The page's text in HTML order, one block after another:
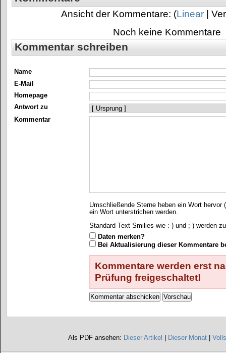
Ansicht der Kommentare: (Linear|
Noch keine Kommentare
Kommentar schreiben
Name
E-Mail
Homepage
Antwort zu
Kommentar
Umschließende Sterne heben ein Wort hervor
ein Wort unterstrichen werden.
Standard-Text Smilies wie :-) und ;-) werden
Daten merken?
Bei Aktualisierung dieser Kommentare
Kommentare werden erst
Prüfung freigeschaltet!
Als PDF ansehen: Dieser Artikel Dieser Monat|